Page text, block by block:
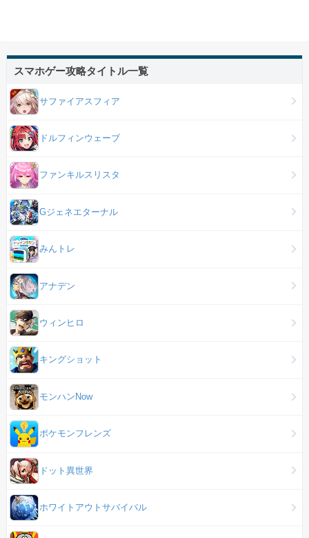
スマホゲー攻略タイトル一覧
サファイアスフィア
ドルフィンウェーブ
ファンキルスリスタ
Gジェネエターナル
みんトレ
アナデン
ウィンヒロ
キングショット
モンハンNow
ポケモンフレンズ
ドット異世界
ホワイトアウトサバイバル